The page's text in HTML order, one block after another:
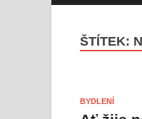
ŠTÍTEK:
BYDLENÍ